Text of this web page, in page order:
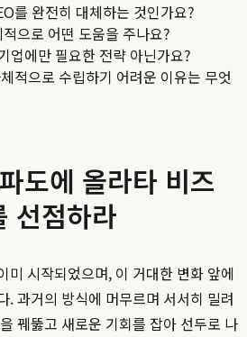
를 완전히 대체하는 것인가요?
으로 어떤 도움을 주나요?
업에만 필요한 전략 아닌가요?
적으로 수립하기 어려운 이유는 무엇
도에 올라타 비즈
선점하라
미 시작되었으며, 이 거대한 변화 앞에
. 과거의 방식에 머무르며 서서히 밀려
꿰뚫고 새로운 기회를 잡아 선두로 나